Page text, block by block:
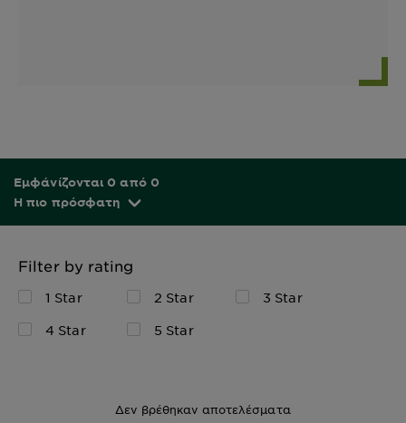
Εμφάνίζονται 0 από 0
Η πιο πρόσφατη
Filter by rating
1 Star 2 Star
3 Star
4 Star
5 Star
Δεν βρέθηκαν αποτελέσματα